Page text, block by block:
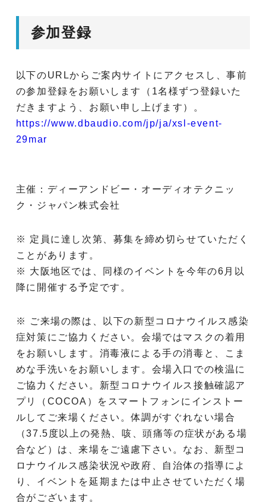
参加登録
以下のURLからご案内サイトにアクセスし、事前
の参加登録をお願いします（1名様ずつ登録いた
だきますよう、お願い申し上げます）。
https://www.dbaudio.com/jp/ja/xsl-event-
29mar
主催：ディーアンドビー・オーディオテクニッ
ク・ジャパン株式会社
※ 定員に達し次第、募集を締め切らせていただく
ことがあります。
※ 大阪地区では、同様のイベントを今年の6月以
降に開催する予定です。
※ ご来場の際は、以下の新型コロナウイルス感染
症対策にご協力ください。会場ではマスクの着用
をお願いします。消毒液による手の消毒と、こま
めな手洗いをお願いします。会場入口での検温に
ご協力ください。新型コロナウイルス接触確認ア
プリ（COCOA）をスマートフォンにインストー
ルしてご来場ください。体調がすぐれない場合
（37.5度以上の発熱、咳、頭痛等の症状がある場
合など）は、来場をご遠慮下さい。なお、新型コ
ロナウイルス感染状況や政府、自治体の指導によ
り、イベントを延期または中止させていただく場
合がございます。